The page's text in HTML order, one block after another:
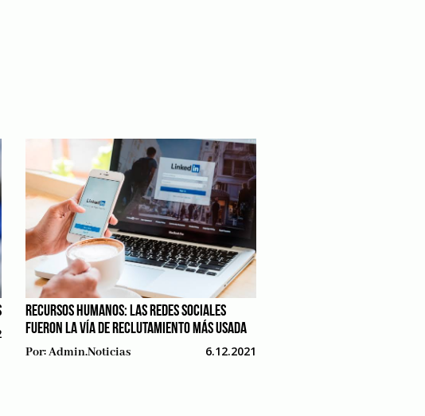
RECURSOS HUMANOS: LAS REDES SOCIALES
FUERON LA VÍA DE RECLUTAMIENTO MÁS USADA
Por:Admin.noticias 6.12.2021